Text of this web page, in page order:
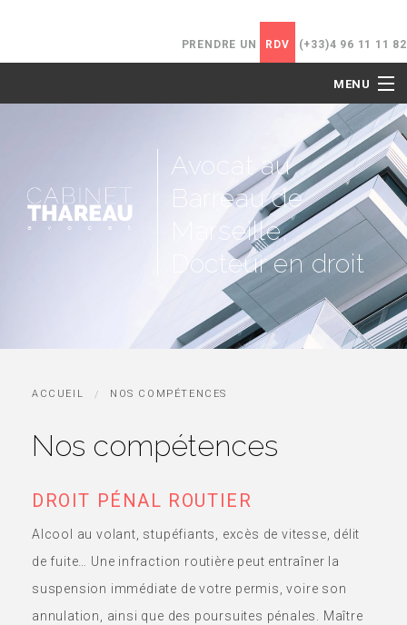
PRENDRE UN RDV (+33)4 96 11 11 82
MENU
NOS COMPÉTENCES
CONTACT
Avocat au
Barreau de
Marseille,
Docteur en droit
ACCUEIL NOS COMPÉTENCES
Nos compétences
DROIT PÉNAL ROUTIER
Alcool au volant, stupéfiants, excès de vitesse, délit
de fuite… Une infraction routière peut entraîner la
suspension immédiate de votre permis, voire son
annulation, ainsi que des poursuites pénales. Maître